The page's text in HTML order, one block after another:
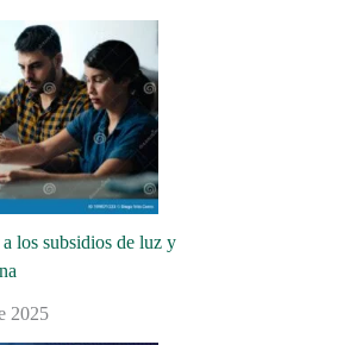
los subsidios de luz y
2025